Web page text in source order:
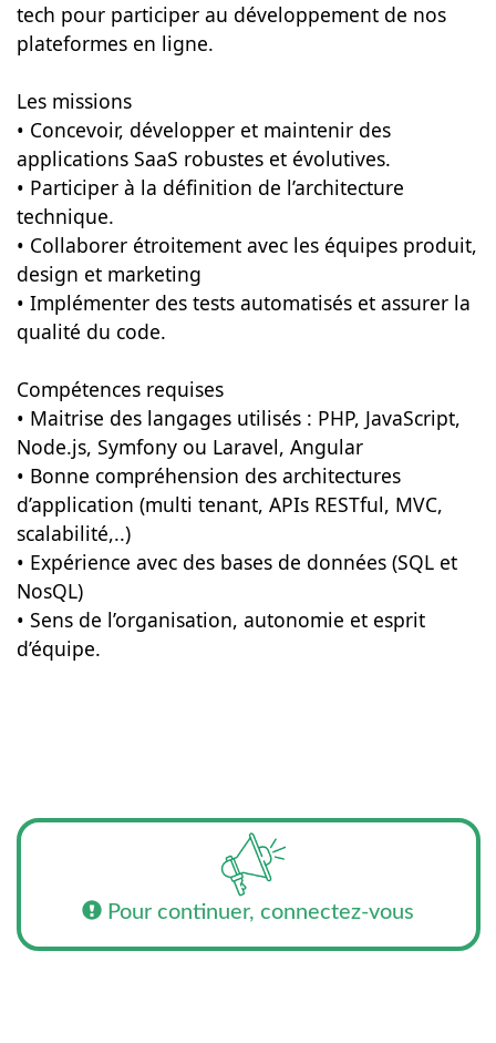
tech pour participer au développement de nos
plateformes en ligne.
Les missions
• Concevoir, développer et maintenir des
applications SaaS robustes et évolutives.
• Participer à la définition de l’architecture
technique.
• Collaborer étroitement avec les équipes produit,
design et marketing
• Implémenter des tests automatisés et assurer la
qualité du code.
Compétences requises
• Maitrise des langages utilisés : PHP, JavaScript,
Node.js, Symfony ou Laravel, Angular
• Bonne compréhension des architectures
d’application (multi tenant, APIs RESTful, MVC,
scalabilité,..)
• Expérience avec des bases de données (SQL et
NosQL)
• Sens de l’organisation, autonomie et esprit
d’équipe.
Pour continuer, connectez-vous